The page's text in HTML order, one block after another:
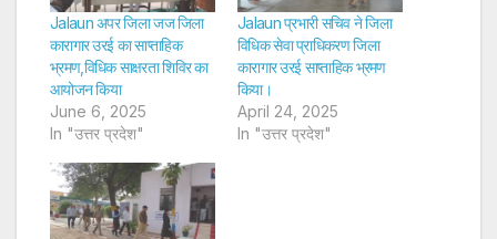
Jalaun अपर जिला जज जिला
कारागार उरई का साप्ताहिक
भ्रमण,विधिक साक्षरता शिविर का
आयोजन किया
June 6, 2025
In "उत्तर प्रदेश"
Jalaun प्रभारी सचिव ने जिला
विधिक सेवा प्राधिकरण जिला
कारागार उरई साप्ताहिक भ्रमण
किया।
April 24, 2025
In "उत्तर प्रदेश"